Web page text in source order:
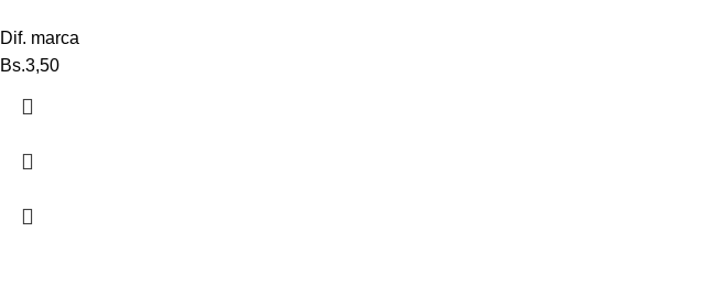
Dif. marca
Bs.3,50